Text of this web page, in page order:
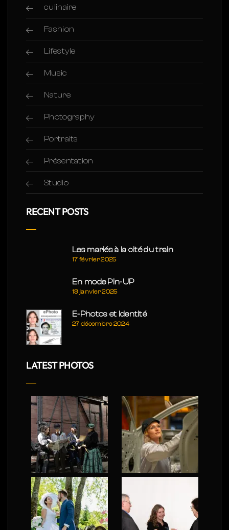
culinaire
Fashion
Lifestyle
Music
Nature
Photography
Portraits
Présentation
Studio
RECENT POSTS
Les mariés à la cité du train
17 février 2025
En mode Pin-UP
13 janvier 2025
E-Photos et Identité
27 décembre 2024
LATEST PHOTOS